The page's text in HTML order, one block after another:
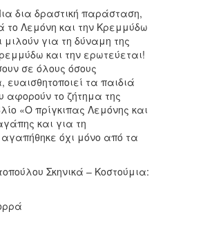
δια δραστική παράσταση,
το Λεμόνη και την Κρεμμύδω
μιλούν για τη δύναμη της
και την ερωτεύεται!
σε όλους όσους
τα παιδιά
αφορούν το ζήτημα της
«Ο πρίγκιπας Λεμόνης και
και για τη
αγαπήθηκε όχι μόνο από τα
Σκηνικά – Κοστούμια: